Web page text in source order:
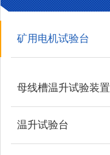
矿用电机试验台
母线槽温升试验装置
温升试验台